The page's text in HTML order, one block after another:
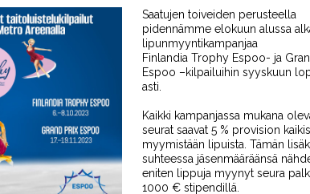
Saatujen toiveiden perusteella
pidennämme elokuun alussa
lipunmyyntikampanjaa
Finlandia Trophy Espoo- ja
Espoo –kilpailuihin syyskuun
asti.
Kaikki kampanjassa mukana
seurat saavat 5 % provision
myymistään
lipuista. Tämän
suhteessa jäsenmääräänsä
eniten lippuja myynyt seura
1000 € stipendillä.